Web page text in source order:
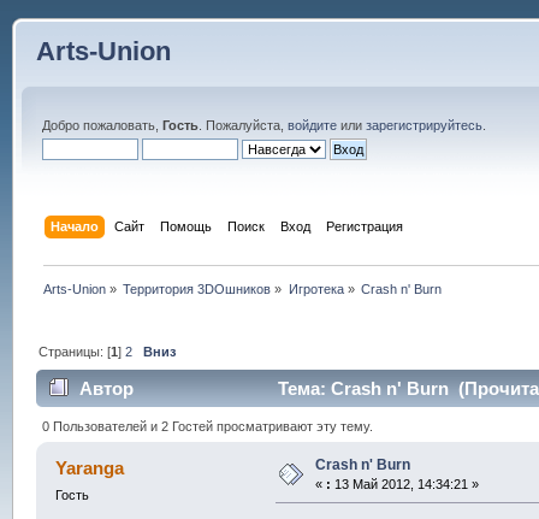
Arts-Union
Добро пожаловать, Гость. Пожалуйста, войдитеили зарегистрируйтесь.
Начало Сайт Помощь Поиск Вход Регистрация
Arts-Union » Территория 3DOшников » Игротека» Crash n' Burn
Страницы: [1]2 Вниз
Автор Тема: Crash n' Burn
0 Пользователей и 2 Гостей просматривают эту тему.
Yaranga
Гость
Crash n' Burn
« : 13 Май 2012, 14:34:21 »